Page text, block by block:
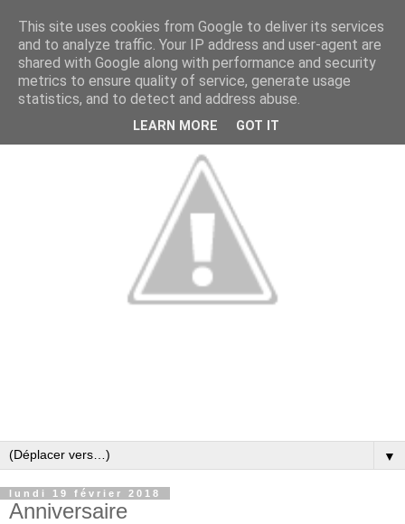
▼
lundi 19 février 2018
Anniversaire
This site uses cookies from Google to deliver its services
and to analyze traffic. Your IP address and user-agent are
shared with Google along with performance and security
metrics to ensure quality of service, generate usage
statistics, and to detect and address abuse.
LEARN MORE GOT IT